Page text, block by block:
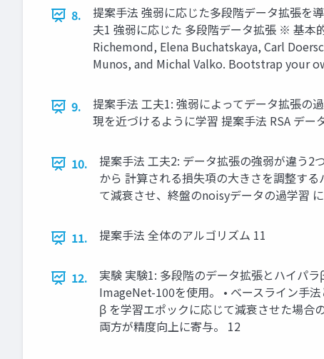
8.
提案手法 強弱に応じた多段階データ拡張を
夫1 強弱に応じた 多段階データ拡張 ※ 基
Richemond, Elena Buchatskaya, Carl
Munos, and Michal Valko. Bootstrap your
9.
提案手法 工夫1: 強弱によってデータ拡張の
現を近づけるように学習 提案手法 RSA デ
10.
提案手法 工夫2: データ拡張の強弱が違う2
から 計算される損失項の大きさを調整す
て減衰させ、終盤のnoisyデータの過学習
11. 提案手法 全体のアルゴリズム 11
12.
実験 実験1: 多段階のデータ拡張とハイパ
ImageNet-100を使用。 • ベースライン手
β を学習エポックに応じて減衰させた場合
両方が精度向上に寄与。 12